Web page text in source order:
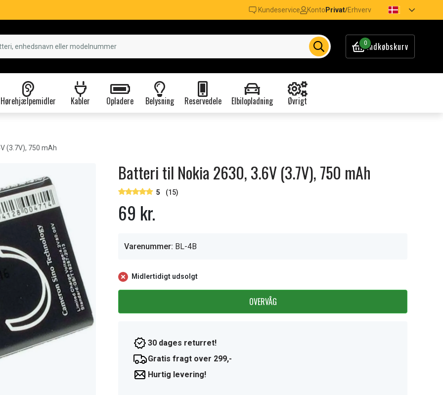
Kundeservice Konto Privat/Erhverv
0Indkøbskurv
Hørehjælpemidler Kabler Opladere Belysning Reservedele Elbilopladning Øvrigt
(3.7V), 750 mAh
Batteri til Nokia 2630, 3.6V (3.7V), 750 mAh
5 (15)
69 kr.
Varenummer: BL-4B
Midlertidigt udsolgt
OVERVÅG
30 dages returret!
Gratis fragt over 299,-
Hurtig levering!